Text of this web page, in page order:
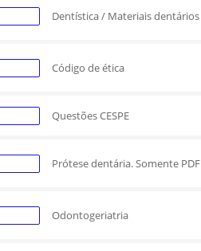
Dentística / Materiais dentários
Código de ética
Questões CESPE
Prótese dentária. Somente PDF
Odontogeriatria